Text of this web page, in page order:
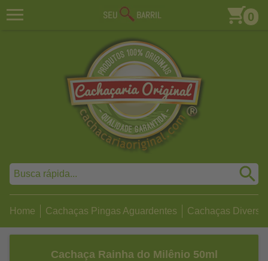
0
Home Cachaças Pingas Aguardentes Cachaças
Cachaça Rainha do Milênio 50ml